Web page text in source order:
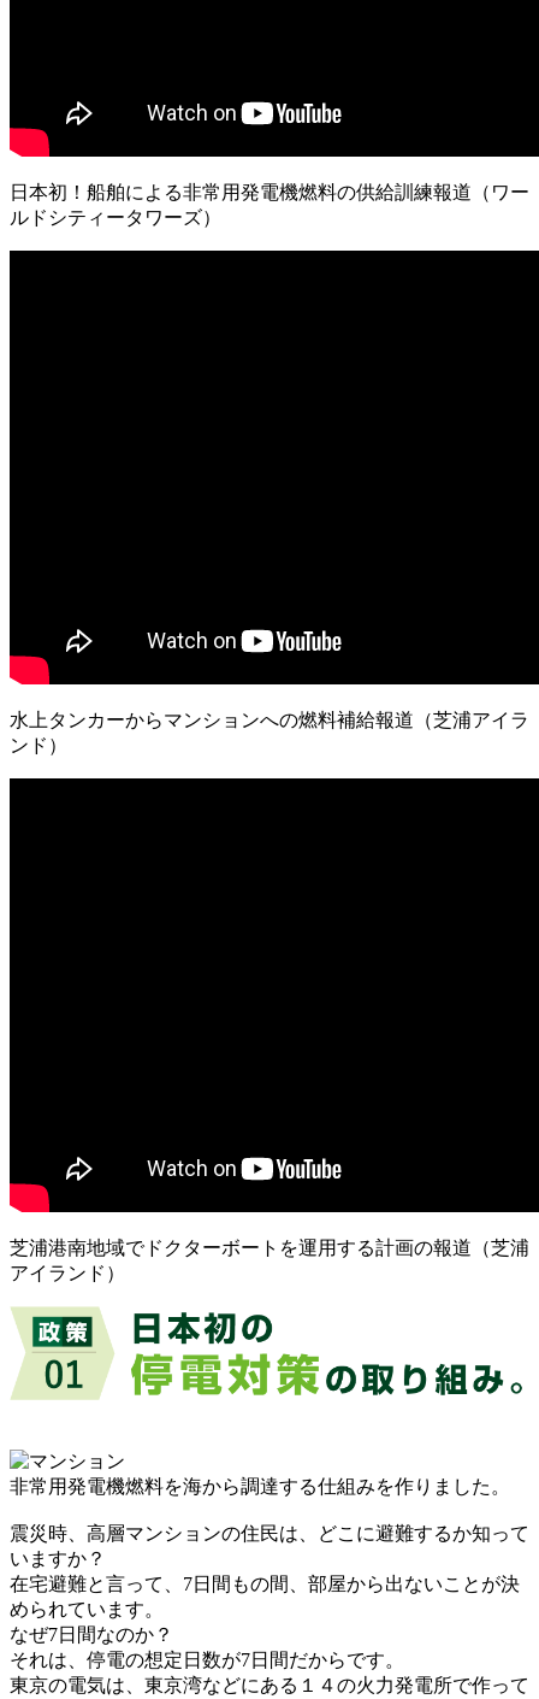
日本初！船舶による非常用発電機燃料の供給訓練報道（ワー
ルドシティータワーズ）
水上タンカーからマンションへの燃料補給報道（芝浦アイラ
ンド）
芝浦港南地域でドクターボートを運用する計画の報道（芝浦
アイランド）
非常用発電機燃料を海から調達する仕組みを作りました。
震災時、高層マンションの住民は、どこに避難するか知って
いますか？
在宅避難と言って、7日間もの間、部屋から出ないことが決
められています。
なぜ7日間なのか？
それは、停電の想定日数が7日間だからです。
東京の電気は、東京湾などにある１４の火力発電所で作って